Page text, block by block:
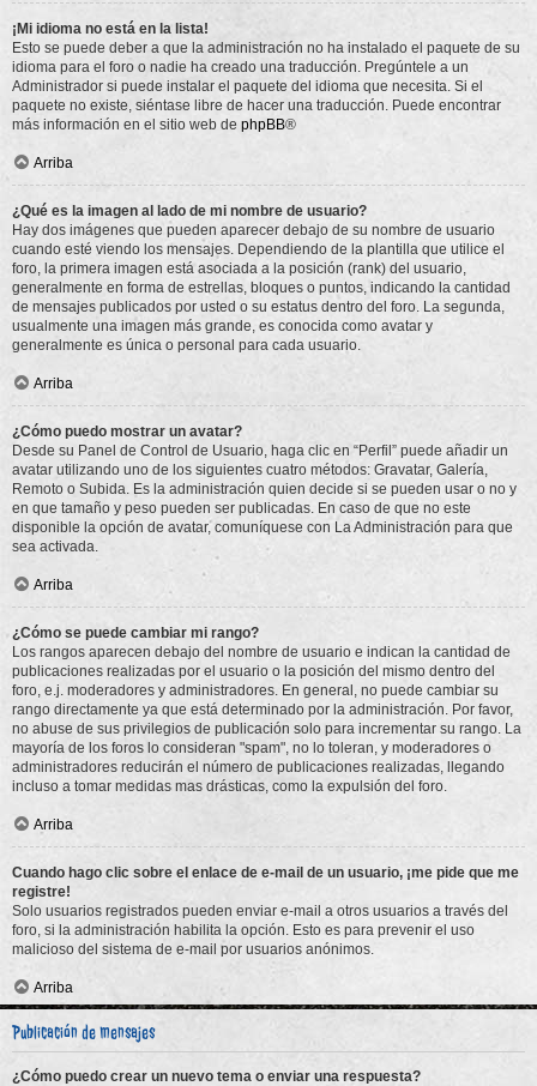
¡Mi idioma no está en la lista!
Esto se puede deber a que la administración no ha instalado el paquete de su
idioma para el foro o nadie ha creado una traducción. Pregúntele a un
Administrador si puede instalar el paquete del idioma que necesita. Si el
paquete no existe, siéntase libre de hacer una traducción. Puede encontrar
más información en el sitio web de phpBB®
Arriba
¿Qué es la imagen al lado de mi nombre de usuario?
Hay dos imágenes que pueden aparecer debajo de su nombre de usuario
cuando esté viendo los mensajes. Dependiendo de la plantilla que utilice el
foro, la primera imagen está asociada a la posición (rank) del usuario,
generalmente en forma de estrellas, bloques o puntos, indicando la cantidad
de mensajes publicados por usted o su estatus dentro del foro. La segunda,
usualmente una imagen más grande, es conocida como avatar y
generalmente es única o personal para cada usuario.
Arriba
¿Cómo puedo mostrar un avatar?
Desde su Panel de Control de Usuario, haga clic en “Perfil” puede añadir un
avatar utilizando uno de los siguientes cuatro métodos: Gravatar, Galería,
Remoto o Subida. Es la administración quien decide si se pueden usar o no y
en que tamaño y peso pueden ser publicadas. En caso de que no este
disponible la opción de avatar, comuníquese con La Administración para que
sea activada.
Arriba
¿Cómo se puede cambiar mi rango?
Los rangos aparecen debajo del nombre de usuario e indican la cantidad de
publicaciones realizadas por el usuario o la posición del mismo dentro del
foro, e.j. moderadores y administradores. En general, no puede cambiar su
rango directamente ya que está determinado por la administración. Por favor,
no abuse de sus privilegios de publicación solo para incrementar su rango. La
mayoría de los foros lo consideran "spam", no lo toleran, y moderadores o
administradores reducirán el número de publicaciones realizadas, llegando
incluso a tomar medidas mas drásticas, como la expulsión del foro.
Arriba
Cuando hago clic sobre el enlace de e-mail de un usuario, ¡me pide que me
registre!
Solo usuarios registrados pueden enviar e-mail a otros usuarios a través del
foro, si la administración habilita la opción. Esto es para prevenir el uso
malicioso del sistema de e-mail por usuarios anónimos.
Arriba
Publicación de mensajes
¿Cómo puedo crear un nuevo tema o enviar una respuesta?